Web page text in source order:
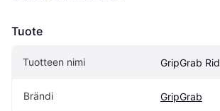
Tuote
Tuotteen nimi GripGrab
Brändi GripGrab